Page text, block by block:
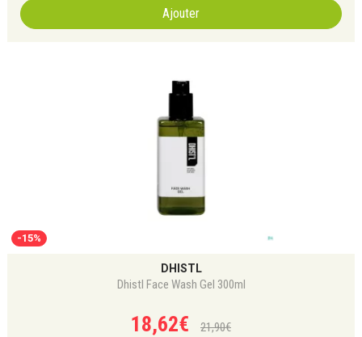
Ajouter
-15%
DHISTL
Dhistl Face Wash Gel 300ml
18,62€ 21,90€